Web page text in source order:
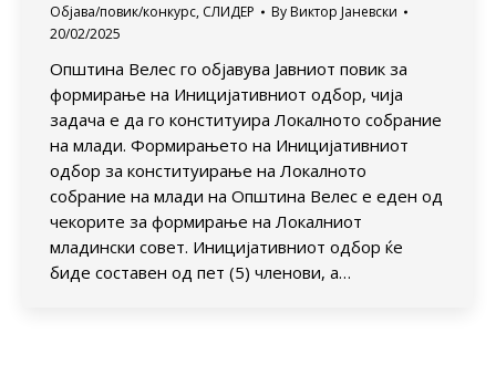
Објава/повик/конкурс, СЛИДЕР By Виктор Јаневски
20/02/2025
Општина Велес го објавува Јавниот повик за
формирање на Иницијативниот одбор, чија
задача е да го конституира Локалното собрание
на млади. Формирањето на Иницијативниот
одбор за конституирање на Локалното
собрание на млади на Општина Велес е еден од
чекорите за формирање на Локалниот
младински совет. Иницијативниот одбор ќе
биде составен од пет (5) членови, а…